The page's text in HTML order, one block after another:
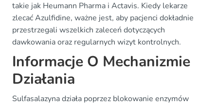
takie jak Heumann Pharma i Actavis. Kiedy lekarze
zlecać Azulfidine, ważne jest, aby pacjenci dokładnie
przestrzegali wszelkich zaleceń dotyczących
dawkowania oraz regularnych wizyt kontrolnych.
Informacje O Mechanizmie
Działania
Sulfasalazyna działa poprzez blokowanie enzymów